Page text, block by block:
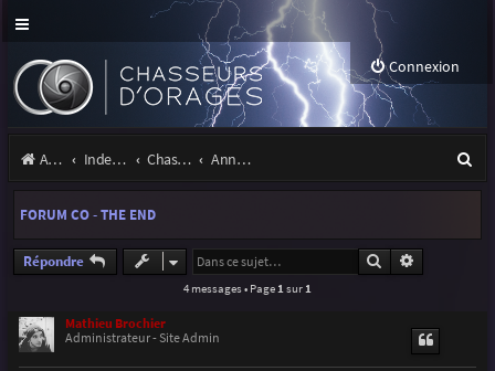
Connexion
Accueil Index du forum Chasseurs d'Orages Annonces, actualités et information du site et du forum
e
FORUM CO - THE END
Répondre Rechercher
4 messages • Page 1 sur 1
Mathieu Brochier
Administrateur - Site Admin